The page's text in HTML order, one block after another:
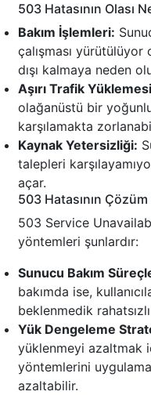
503 Hatasının Olası
Bakım İşlemleri:
çalışması
dışı kalmaya neden
Aşırı Trafik
olağanüstü bir
karşılamakta
Kaynak Yetersizliği:
talepleri
açar.
503 Hatasının
503 Service
yöntemleri şunlardır:
Sunucu Bakım
bakımda ise,
beklenmedik
Yük Dengeleme
yüklenmeyi azaltmak
yöntemlerini
azaltabilir.